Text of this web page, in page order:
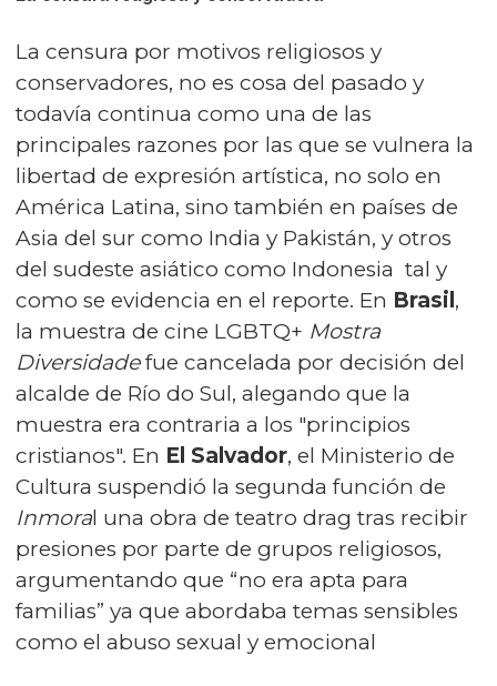
La censura por motivos religiosos y
conservadores, no es cosa del pasado y
todavía continua como una de las
principales razones por las que se vulnera la
libertad de expresión artística, no solo en
América Latina, sino también en países de
Asia del sur como India y Pakistán, y otros
del sudeste asiático como Indonesia tal y
como se evidencia en el reporte. En Brasil ,
la muestra de cine LGBTQ+ Mostra
Diversidadefue cancelada por decisión del
alcalde de Río do Sul, alegando que la
muestra era contraria a los "principios
cristianos". En El Salvador, el Ministerio de
Cultura suspendió la segunda función de
Inmoral una obra de teatro drag tras recibir
presiones por parte de grupos religiosos,
argumentando que “no era apta para
familias” ya que abordaba temas sensibles
como el abuso sexual y emocional